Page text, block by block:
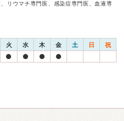
リウマチ専門医、感染症専門医、血液専
火 水 木 金 土 日 祝